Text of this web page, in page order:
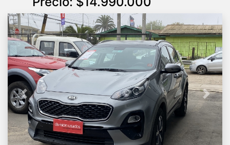
Previous Next